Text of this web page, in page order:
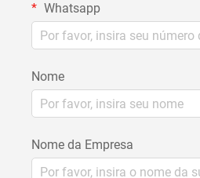
Whatsapp
Nome
Nome da Empresa